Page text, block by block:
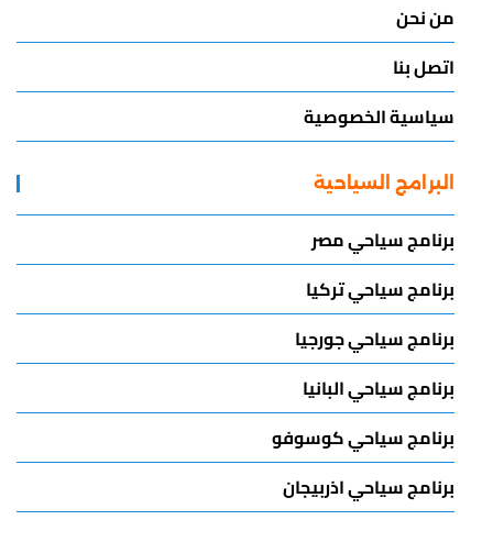
من نحن
اتصل بنا
سياسية الخصوصية
البرامج السياحية
برنامج سياحي مصر
برنامج سياحي تركيا
برنامج سياحي جورجيا
برنامج سياحي البانيا
برنامج سياحي كوسوفو
برنامج سياحي اذربيجان